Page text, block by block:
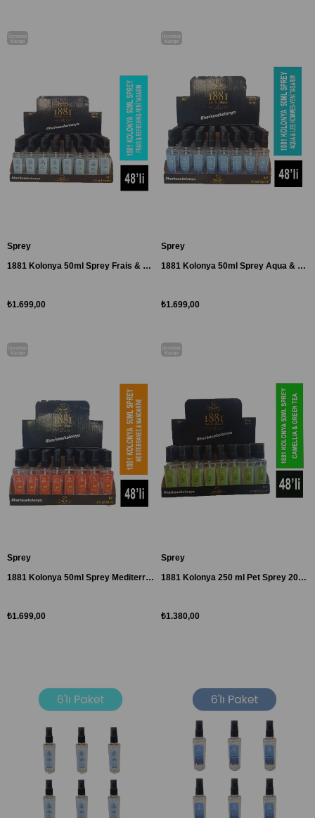
Sprey
1881 Kolonya 50ml Sprey Frais & Refrehing-Yeni Tasarım 48'li Paket
₺1.699,00
Ücretsiz
Kargo
Sprey
1881 Kolonya 50ml Sprey Aqua & Les Hommes-yeni Tasarım 48'li Paket
₺1.699,00
Ücretsiz
Kargo
Sprey
1881 Kolonya 50ml Sprey Mediterrane & Mandarine 48'li Paket
₺1.699,00
Ücretsiz
Kargo
Sprey
1881 Kolonya 250 ml Pet Sprey 20'li Karma Koli
₺1.380,00
Ücretsiz
Kargo